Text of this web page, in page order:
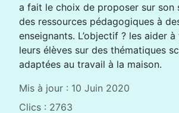
a fait le choix de proposer sur son
des ressources pédagogiques à
enseignants. L’objectif ? les aider
leurs élèves sur des thématiques
adaptées au travail à la maison.
Mis à jour : 10 Juin 2020
Clics : 2763